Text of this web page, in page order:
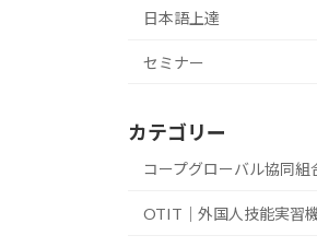
日本語上達
セミナー
カテゴリー
コープグローバル協同組
OTIT｜外国人技能実習